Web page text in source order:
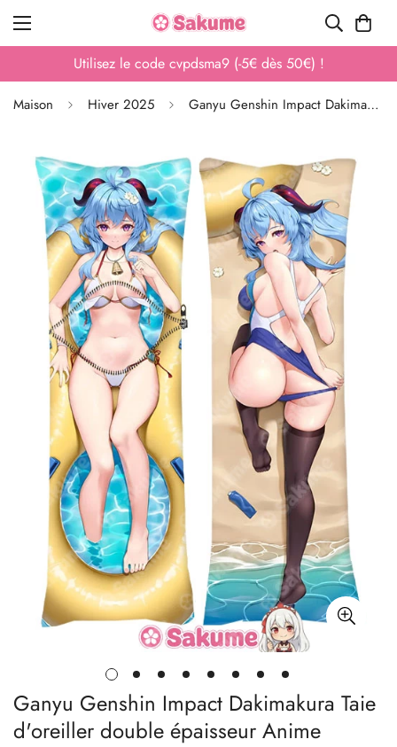
Utilisez le code ahx9af3 (-20€ dès 200€) !
Maison Hiver 2025 Ganyu Genshin Impact Dakimakura Taie d'oreiller double épaisseur Anime
Ganyu Genshin Impact Dakimakura Taie
d'oreiller double épaisseur Anime